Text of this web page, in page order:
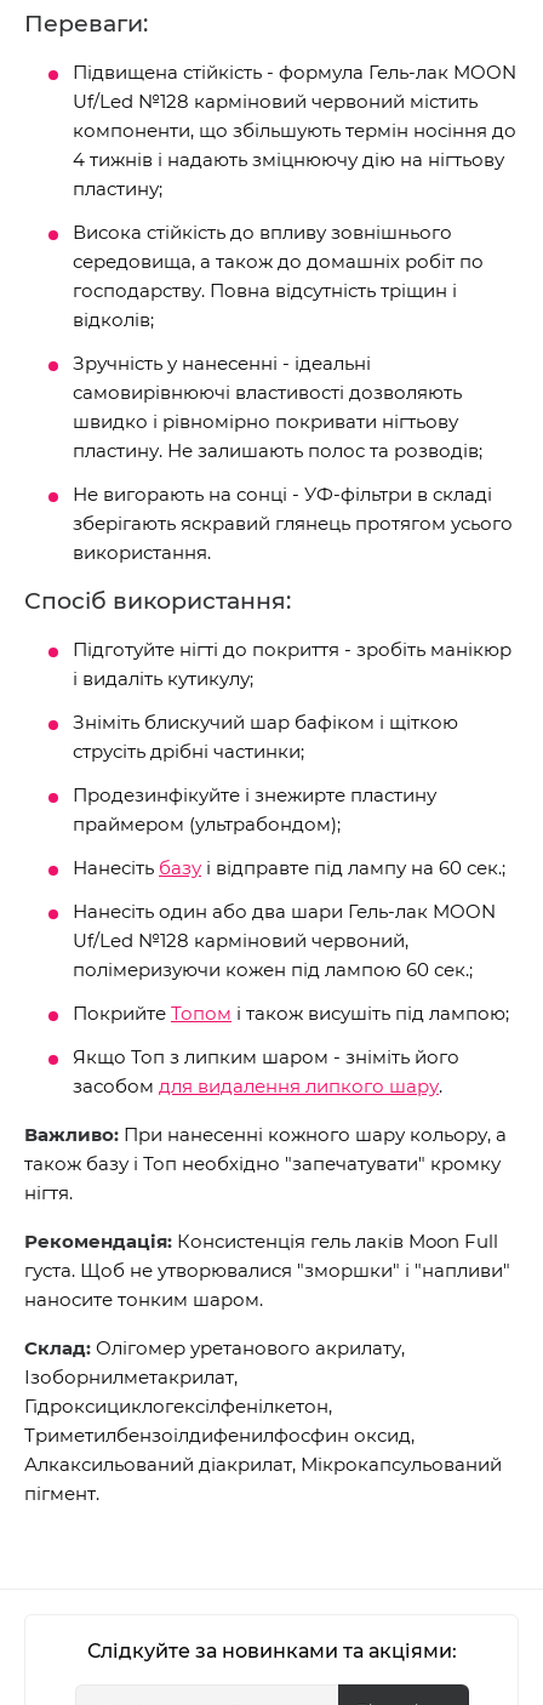
Переваги:
Підвищена стійкість - формула Гель-лак MOON
Uf/Led №128 карміновий червоний містить
компоненти, що збільшують термін носіння до
4 тижнів і надають зміцнюючу дію на нігтьову
пластину;
Висока стійкість до впливу зовнішнього
середовища, а також до домашніх робіт по
господарству. Повна відсутність тріщин і
відколів;
Зручність у нанесенні - ідеальні
самовирівнюючі властивості дозволяють
швидко і рівномірно покривати нігтьову
пластину. Не залишають полос та розводів;
Не вигорають на сонці - УФ-фільтри в складі
зберігають яскравий глянець протягом усього
використання.
Спосіб використання:
Підготуйте нігті до покриття - зробіть манікюр
і видаліть кутикулу;
Зніміть блискучий шар бафіком і щіткою
струсіть дрібні частинки;
Продезинфікуйте і знежирте пластину
праймером (ультрабондом);
Нанесіть базу і відправте під лампу на 60 сек.;
Нанесіть один або два шари Гель-лак MOON
Uf/Led №128 карміновий червоний,
полімеризуючи кожен під лампою 60 сек.;
Покрийте Топом і також висушіть під лампою;
Якщо Топ з липким шаром - зніміть його
засобом для видалення липкого шару.
Важливо: При нанесенні кожного шару кольору, а
також базу і Топ необхідно "запечатувати" кромку
нігтя.
Рекомендація: Консистенція гель лаків Moon Full
густа. Щоб не утворювалися "зморшки" і "напливи"
наносите тонким шаром.
Склад: Олігомер уретанового акрилату,
Ізоборнилметакрилат,
Гідроксициклогексілфенілкетон,
Триметилбензоілдифенилфосфин оксид,
Алкаксильований діакрилат, Мікрокапсульований
пігмент.
Слідкуйте за новинками та акціями: